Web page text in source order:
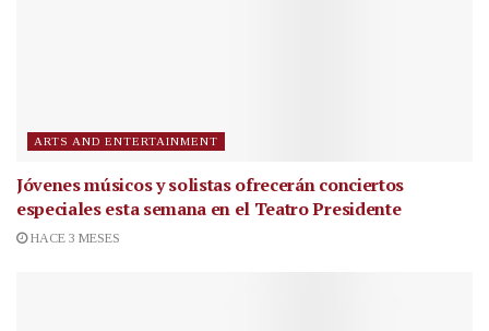
ARTS AND ENTERTAINMENT
Jóvenes músicos y solistas ofrecerán conciertos
especiales esta semana en el Teatro Presidente
HACE 3 MESES